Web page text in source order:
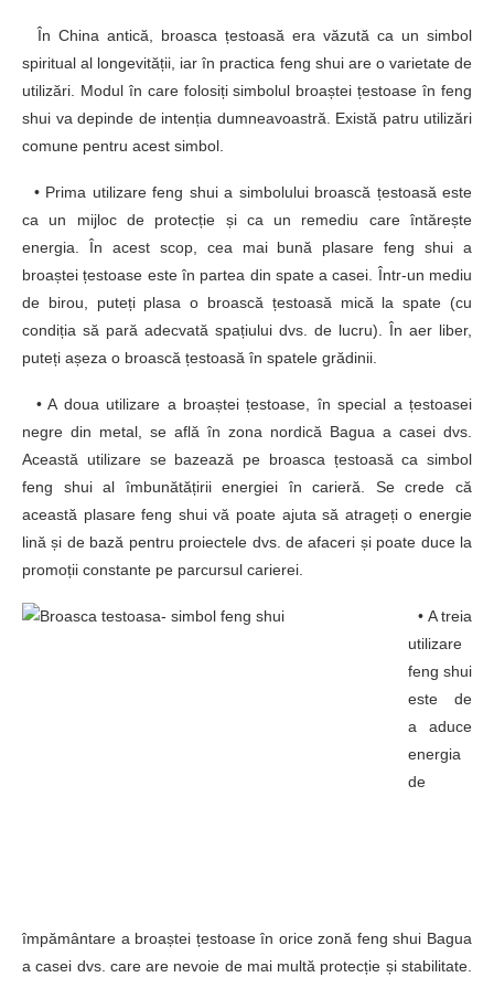
În China antică, broasca țestoasă era văzută ca un simbol
spiritual al longevității, iar în practica feng shui are o varietate de
utilizări. Modul în care folosiți simbolul broaștei țestoase în feng
shui va depinde de intenția dumneavoastră. Există patru utilizări
comune pentru acest simbol.
• Prima utilizare feng shui a simbolului broască țestoasă este
ca un mijloc de protecție și ca un remediu care întărește
energia. În acest scop, cea mai bună plasare feng shui a
broaștei țestoase este în partea din spate a casei. Într-un mediu
de birou, puteți plasa o broască țestoasă mică la spate (cu
condiția să pară adecvată spațiului dvs. de lucru). În aer liber,
puteți așeza o broască țestoasă în spatele grădinii.
• A doua utilizare a broaștei țestoase, în special a țestoasei
negre din metal, se află în zona nordică Bagua a casei dvs.
Această utilizare se bazează pe broasca țestoasă ca simbol
feng shui al îmbunătățirii energiei în carieră. Se crede că
această plasare feng shui vă poate ajuta să atrageți o energie
lină și de bază pentru proiectele dvs. de afaceri și poate duce la
promoții constante pe parcursul carierei.
• A treia
utilizare
feng shui
este de
a aduce
energia
de
împământare a broaștei țestoase în orice zonă feng shui Bagua
a casei dvs. care are nevoie de mai multă protecție și stabilitate.